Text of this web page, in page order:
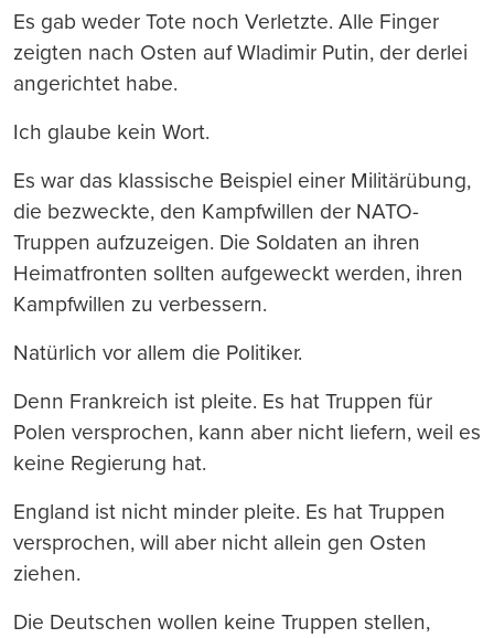
Es gab weder Tote noch Verletzte. Alle Finger
zeigten nach Osten auf Wladimir Putin, der derlei
angerichtet habe.
Ich glaube kein Wort.
Es war das klassische Beispiel einer Militärübung,
die bezweckte, den Kampfwillen der NATO-
Truppen aufzuzeigen. Die Soldaten an ihren
Heimatfronten sollten aufgeweckt werden, ihren
Kampfwillen zu verbessern.
Natürlich vor allem die Politiker.
Denn Frankreich ist pleite. Es hat Truppen für
Polen versprochen, kann aber nicht liefern, weil es
keine Regierung hat.
England ist nicht minder pleite. Es hat Truppen
versprochen, will aber nicht allein gen Osten
ziehen.
Die Deutschen wollen keine Truppen stellen,